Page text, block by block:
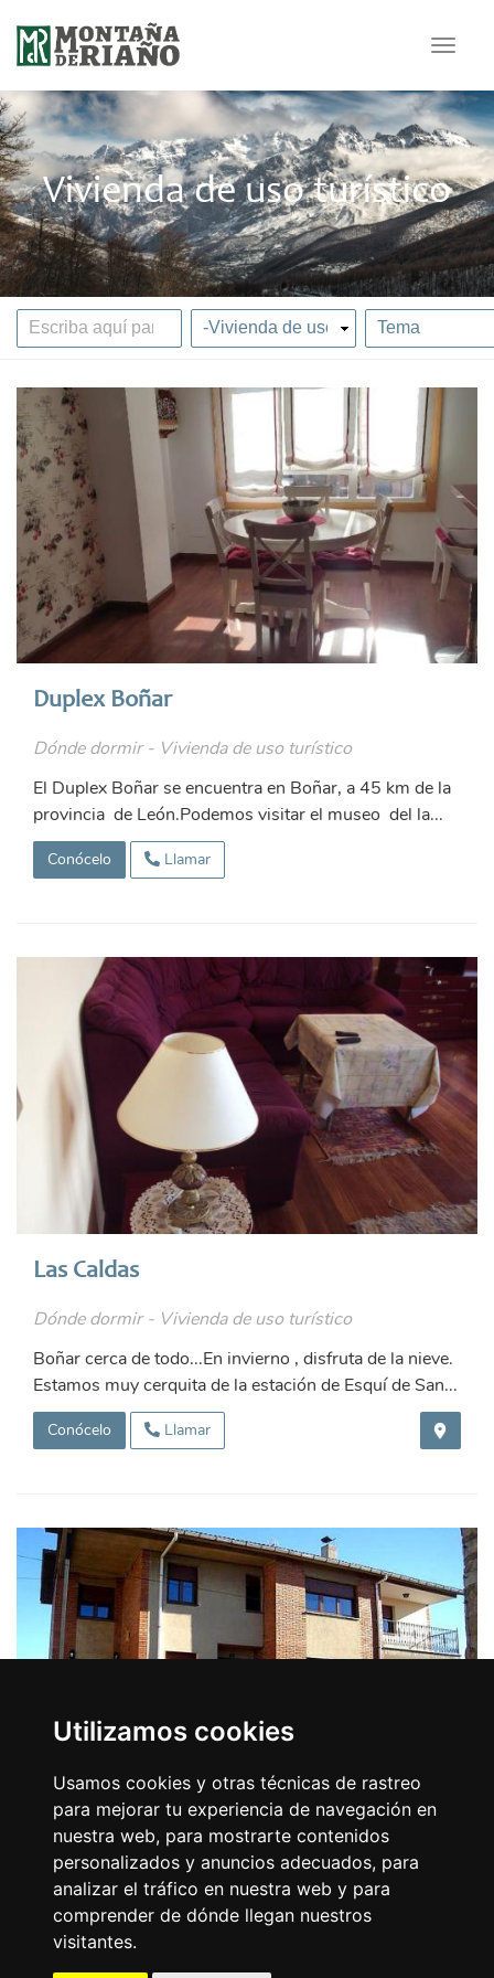
Utilizamos cookies
Usamos cookies y otras técnicas de rastreo
para mejorar tu experiencia de navegación en
nuestra web, para mostrarte contenidos
personalizados y anuncios adecuados, para
analizar el tráfico en nuestra web y para
comprender de dónde llegan nuestros
visitantes.
Toggle
Vivienda de uso turístico
Duplex Boñar
Dónde dormir - Vivienda de uso turístico
El Duplex Boñar se encuentra en Boñar, a 45 km de la
provincia de León.Podemos visitar el museo del la...
Conócelo Llamar
Las Caldas
Dónde dormir - Vivienda de uso turístico
Boñar cerca de todo...En invierno , disfruta de la nieve.
Estamos muy cerquita de la estación de Esquí de San...
Conócelo Llamar
Vivienda de uso Turístico Casa La Loma
Dónde dormir - Vivienda de uso turístico
Vivienda de Uso Turístico La Loma, en Boñar, es el
punto de partida perfecto para quienes buscan una